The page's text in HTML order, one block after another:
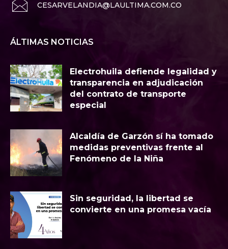
CESARVELANDIA@LAULTIMA.COM.CO
ÁLTIMAS NOTICIAS
Electrohuila defiende legalidad y
transparencia en adjudicación
del contrato de transporte
especial
Alcaldía de Garzón sí ha tomado
medidas preventivas frente al
Fenómeno de la Niña
Sin seguridad, la libertad se
convierte en una promesa vacía